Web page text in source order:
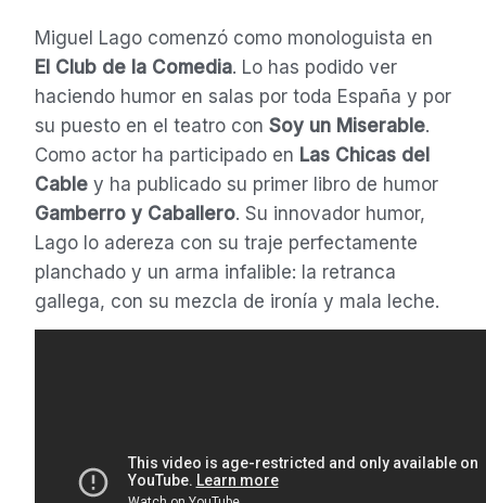
Miguel Lago comenzó como monologuista en
El Club de la Comedia. Lo has podido ver
haciendo humor en salas por toda España y por
su puesto en el teatro con Soy un Miserable.
Como actor ha participado en Las Chicas del
Cabley ha publicado su primer libro de humor
Gamberro y Caballero. Su innovador humor,
Lago lo adereza con su traje perfectamente
planchado y un arma infalible: la retranca
gallega, con su mezcla de ironía y mala leche.